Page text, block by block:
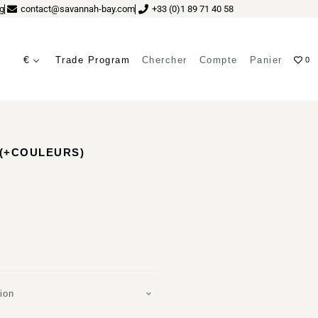
contact@savannah-bay.com +33 (0)1 89 71 40 58
€ Trade Program Chercher Compte Panier 0